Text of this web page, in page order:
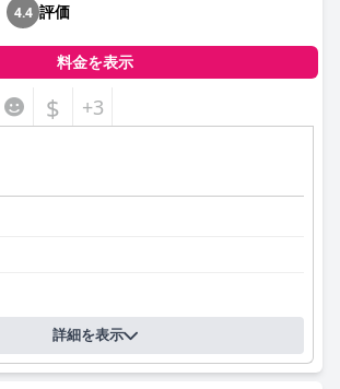
4.4 評価
料金を表示
$ +3
詳細を表示